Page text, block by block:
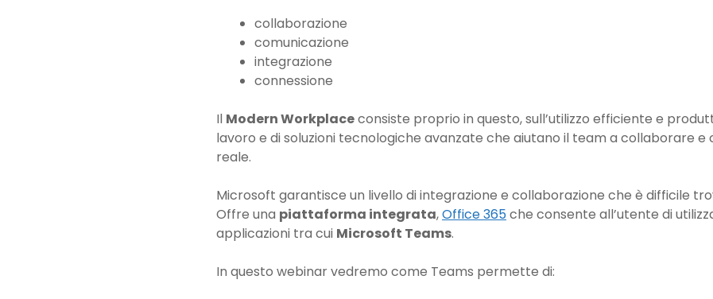
collaborazione
comunicazione
integrazione
connessione
Il Modern Workplaceconsiste proprio in questo, sull’utilizzo efficiente e
lavoro e di soluzioni tecnologiche avanzate che aiutano il team a collaborare
reale.
Microsoft garantisce un livello di integrazione e collaborazione che è difficile
Offre una piattaforma integrata,Office 365che consente all’utente di
applicazioni tra cui Microsoft Teams.
In questo webinar vedremo come Teams permette di: